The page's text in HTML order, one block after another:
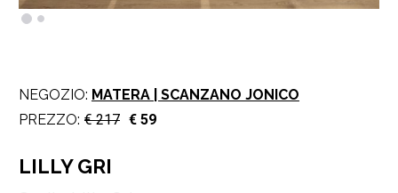
NEGOZIO: MATERA | SCANZANO JONICO
PREZZO: € 217 € 59
LILLY GRI